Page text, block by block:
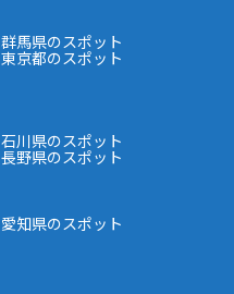
群馬県のスポット
東京都のスポット
石川県のスポット
長野県のスポット
愛知県のスポット